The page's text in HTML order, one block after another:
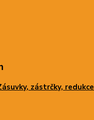
zástrčky, redukce